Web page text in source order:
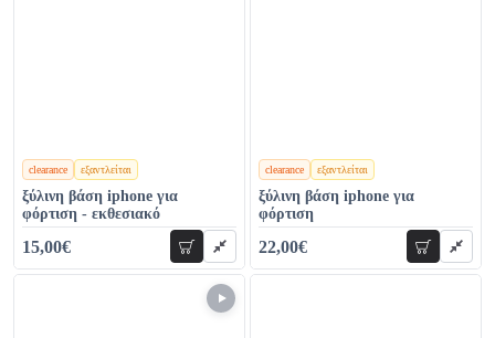
clearance εξαντλείται
χρώματα
ξύλινη βάση iphone για
φόρτιση - εκθεσιακό
15,00€ προσθήκη
clearance εξαντλείται
χρώματα
ξύλινη βάση iphone για
φόρτιση
22,00€ προσθήκη